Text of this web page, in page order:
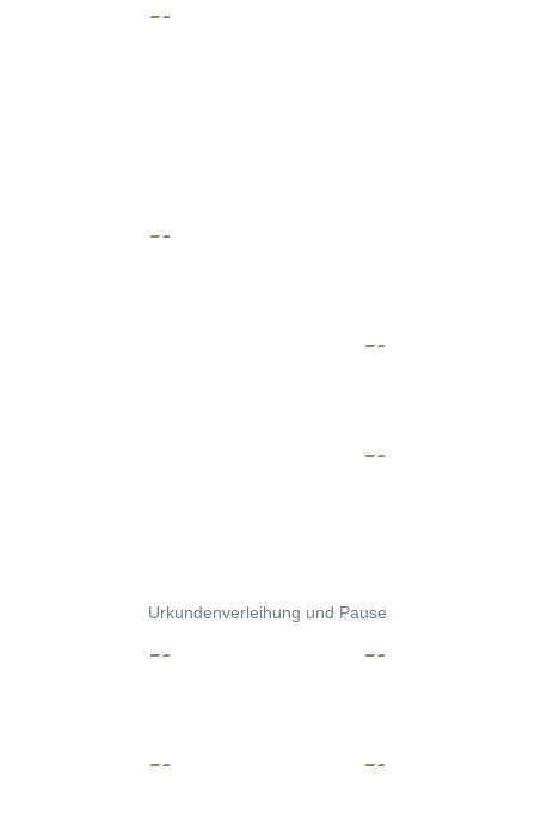
Urkundenverleihung und Pause